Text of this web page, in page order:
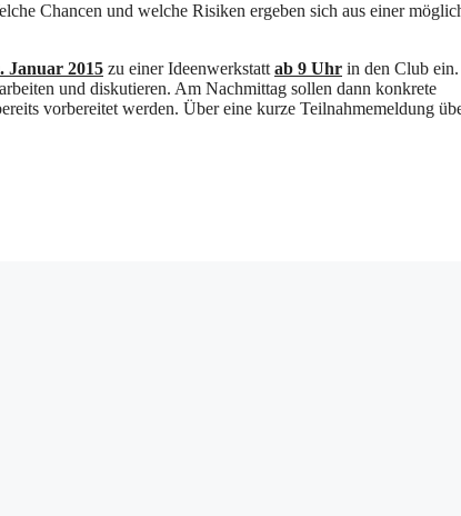
Chancen und welche Risiken ergeben sich aus einer
Januar 2015 zu einer Ideenwerkstattab 9 Uhr in den Club
und diskutieren. Am Nachmittag sollen dann konkrete
vorbereitet werden. Über eine kurze Teilnahmemeldung